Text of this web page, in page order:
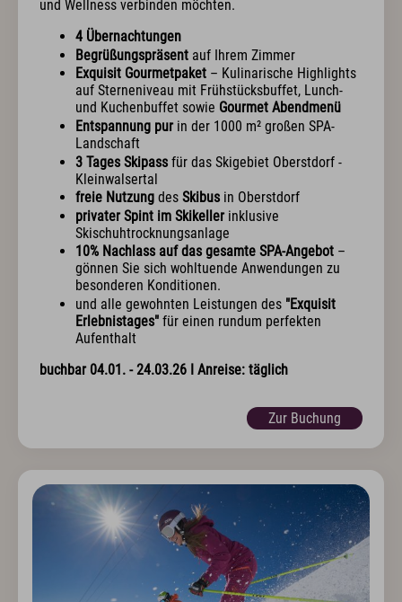
und Wellness verbinden möchten.
4 Übernachtungen
Begrüßungspräsent auf Ihrem Zimmer
Exquisit Gourmetpaket – Kulinarische Highlights
auf Sterneniveau mit Frühstücksbuffet, Lunch-
und Kuchenbuffet sowie Gourmet Abendmenü
Entspannung pur in der 1000 m² großen SPA-
Landschaft
3 Tages Skipass für das Skigebiet Oberstdorf -
Kleinwalsertal
freie Nutzung des Skibus in Oberstdorf
privater Spint im Skikellerinklusive
Skischuhtrocknungsanlage
10% Nachlass auf das gesamte SPA-Angebot –
gönnen Sie sich wohltuende Anwendungen zu
besonderen Konditionen.
und alle gewohnten Leistungen des "Exquisit
Erlebnistages" für einen rundum perfekten
Aufenthalt
buchbar 04.01. - 24.03.26 I Anreise: täglich
Zur Buchung